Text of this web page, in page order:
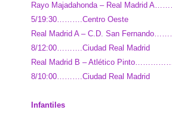
Rayo Majadahonda – Real Madrid
5/19:30……….Centro Oeste
Real Madrid A – C.D. San
8/12:00……….Ciudad Real Madrid
Real Madrid B – Atlético
8/10:00……….Ciudad Real Madrid
Infantiles